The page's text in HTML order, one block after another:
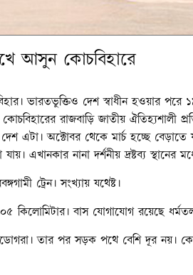
আসুন কোচবিহারে
ভারতভুক্তিও দেশ স্বাধীন হওয়ার পরে
কোচবিহারের রাজবাড়ি জাতীয় ঐতিহ্যশালী
দেশ এটা। অক্টোবর থেকে মার্চ হচ্ছে
এখানকার নানা দর্শনীয় দ্রষ্টব্য স্থানের
ট্রেন। সংখ্যায় যথেষ্ট।
কিলোমিটার। বাস যোগাযোগ রয়েছে
তার পর সড়ক পথে বেশি দূর নয়।